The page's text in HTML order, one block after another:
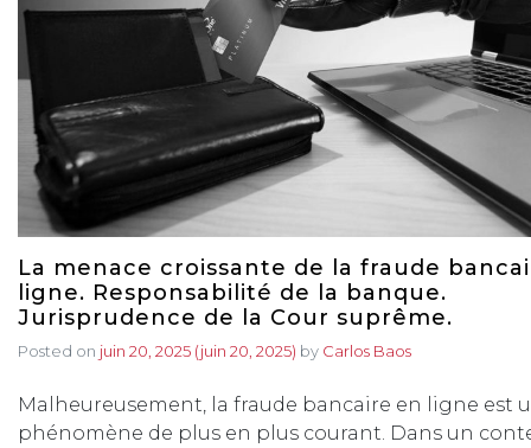
La menace croissante de la fraude
ligne. Responsabilité de la banque.
Jurisprudence de la Cour suprême.
Posted on juin 20, 2025 (juin 20, 2025) by Carlos Baos
Malheureusement, la fraude bancaire en ligne est
phénomène de plus en plus courant. Dans un